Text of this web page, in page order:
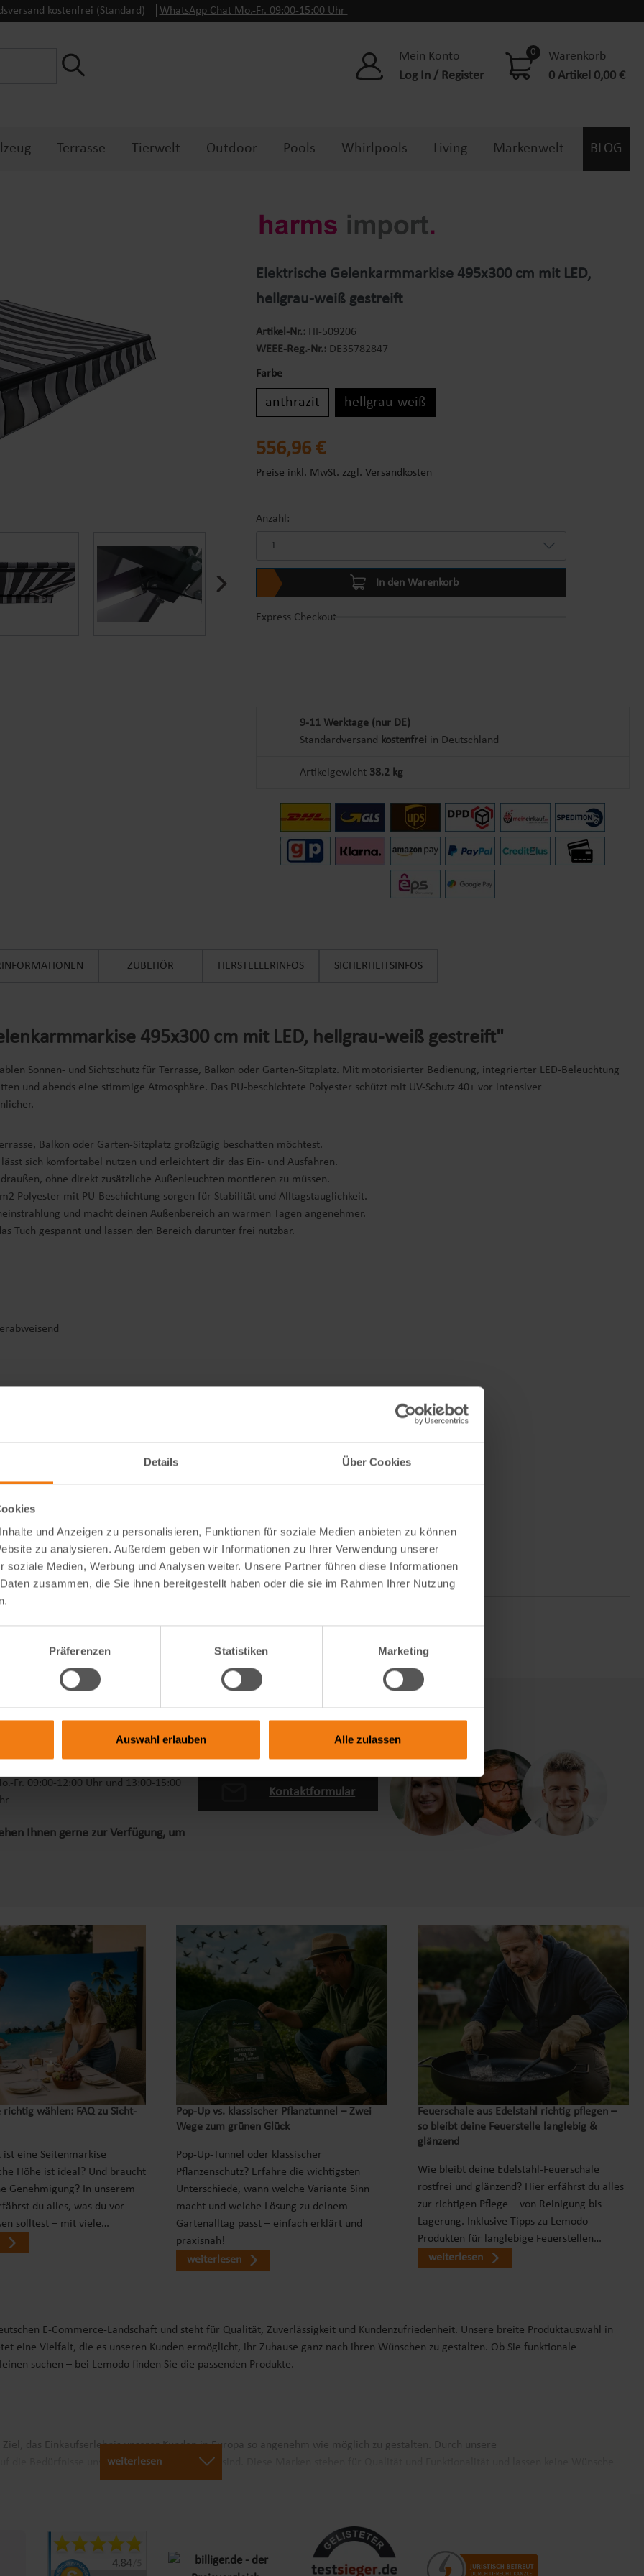
Details Über Cookies
und Anzeigen zu personalisieren, Funktionen für soziale Medien anbieten zu können
zu analysieren. Außerdem geben wir Informationen zu Ihrer Verwendung unserer
soziale Medien, Werbung und Analysen weiter. Unsere Partner führen diese Informationen
zusammen, die Sie ihnen bereitgestellt haben oder die sie im Rahmen Ihrer Nutzung
Präferenzen Statistiken Marketing
Auswahl erlauben Alle zulassen
kostenfrei (Standard) WhatsApp Chat Mo.-Fr. 09:00-15:00 Uhr
Mein Konto
Log In / Register
0
Warenkorb
0 Artikel 0,00 €
Terrasse Tierwelt Outdoor Pools Whirlpools Living Markenwelt BLOG
Elektrische Gelenkarmmarkise 495x300 cm mit LED,
hellgrau-weiß gestreift
Artikel-Nr.: HI-509206
WEEE-Reg.-Nr.: DE35782847
Farbe
anthrazit hellgrau-weiß
Regulärer Preis:
556,96 €
Preise inkl. MwSt. zzgl. Versandkosten
Anzahl:
In den Warenkorb
Express Checkout
9-11 Werktage (nur DE)
Standardversand kostenfrei in Deutschland
Artikelgewicht 38.2 kg
ZUBEHÖR HERSTELLERINFOS SICHERHEITSINFOS
495x300 cm mit LED, hellgrau-weiß gestreift"
Sonnen- und Sichtschutz für Terrasse, Balkon oder Garten-Sitzplatz. Mit motorisierter Bedienung, integrierter LED-Beleuchtung
und abends eine stimmige Atmosphäre. Das PU-beschichtete Polyester schützt mit UV-Schutz 40+ vor intensiver
Balkon oder Garten-Sitzplatz großzügig beschatten möchtest.
sich komfortabel nutzen und erleichtert dir das Ein- und Ausfahren.
ohne direkt zusätzliche Außenleuchten montieren zu müssen.
Polyester mit PU-Beschichtung sorgen für Stabilität und Alltagstauglichkeit.
und macht deinen Außenbereich an warmen Tagen angenehmer.
Tuch gespannt und lassen den Bereich darunter frei nutzbar.
Fr. 09:00-12:00 Uhr und 13:00-15:00
Ihnen gerne zur Verfügung, um
Kontaktformular
richtig wählen: FAQ zu Sicht-
eine Seitenmarkise
Höhe ist ideal? Und braucht
Genehmigung? In unserem
du alles, was du vor
solltest – mit viele…
Pop‑Up vs. klassischer Pflanztunnel – Zwei
Wege zum grünen Glück
Pop-Up-Tunnel oder klassischer
Pflanzenschutz? Erfahre die wichtigsten
Unterschiede, wann welche Variante Sinn
macht und welche Lösung zu deinem
Gartenalltag passt – einfach erklärt und
praxisnah!
weiterlesen
Feuerschale aus Edelstahl richtig pflegen –
so bleibt deine Feuerstelle langlebig &
glänzend
Wie bleibt deine Edelstahl-Feuerschale
rostfrei und glänzend? Hier erfährst du alles
zur richtigen Pflege – von Reinigung bis
Lagerung. Inklusive Tipps zu Lemodo-
Produkten für langlebige Feuerstellen…
weiterlesen
E-Commerce-Landschaft und steht für Qualität, Zuverlässigkeit und Kundenzufriedenheit. Unsere breite Produktauswahl in
eine Vielfalt, die es unseren Kunden ermöglicht, ihr Zuhause ganz nach ihren Wünschen zu gestalten. Ob Sie funktionale
suchen – bei Lemodo finden Sie die passenden Produkte.
das Einkaufserlebnis unserer Kunden in Europa so angenehm wie möglich zu gestalten. Durch unsere
die Bedürfnisse unserer Kunden abgestimmt sind. Diese Marken stehen für Qualität und Funktionalität und lassen keine Wünsche
wir schnellen Versand und Verfügbarkeit für Kunden in ganz Europa. Unsere Kunden schätzen nicht nur die Produktvielfalt,
weiterlesen